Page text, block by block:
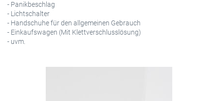
- Panikbeschlag
- Lichtschalter
- Handschuhe für den allgemeinen Gebrauch
- Einkaufswagen (Mit Klettverschlusslösung)
- uvm.